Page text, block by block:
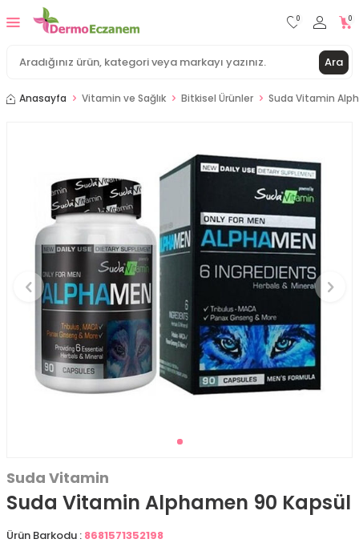
Ara
0 0
Anasayfa Vitamin ve Sağlık Bitkisel Ürünler Suda Vitamin
Suda Vitamin
Suda Vitamin Alphamen 90 Kapsül
Ürün Barkodu : 8681571352198